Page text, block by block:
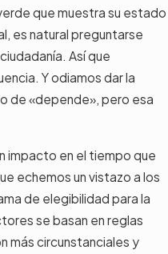
que muestra su estado
es natural preguntarse
Así que
Y odiamos dar la
de «depende», pero esa
impacto en el tiempo que
echemos un vistazo a los
de elegibilidad para la
se basan en reglas
más circunstanciales y